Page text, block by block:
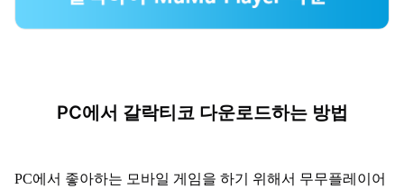
PC에서 갈락티코 다운로드하는 방법
PC에서 좋아하는 모바일 게임을 하기 위해서 무무플레이어